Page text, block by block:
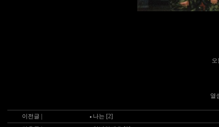
오
열
이전글 |
나는 [2]